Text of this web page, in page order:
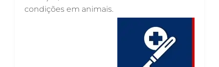
CARDIOLOGIA VETERINÁRIA EM GUARULHOS
ATENDIMENTO VETERINÁRIO EM GUARULHOS
condições em animais.